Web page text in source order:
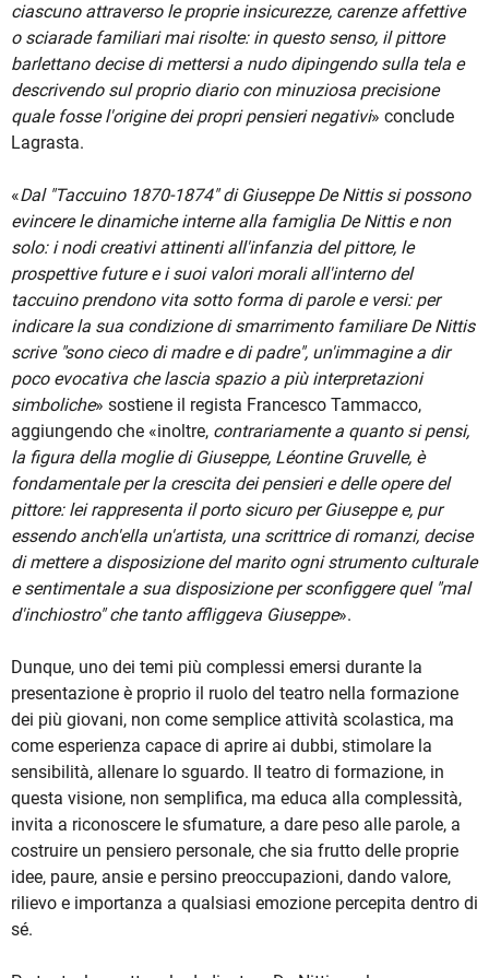
ciascuno attraverso le proprie insicurezze, carenze affettive
o sciarade familiari mai risolte: in questo senso, il pittore
barlettano decise di mettersi a nudo dipingendo sulla tela e
descrivendo sul proprio diario con minuziosa precisione
quale fosse l'origine dei propri pensieri negativi» conclude
Lagrasta.
«Dal "Taccuino 1870-1874" di Giuseppe De Nittis si possono
evincere le dinamiche interne alla famiglia De Nittis e non
solo: i nodi creativi attinenti all'infanzia del pittore, le
prospettive future e i suoi valori morali all'interno del
taccuino prendono vita sotto forma di parole e versi: per
indicare la sua condizione di smarrimento familiare De Nittis
scrive "sono cieco di madre e di padre", un'immagine a dir
poco evocativa che lascia spazio a più interpretazioni
simboliche» sostiene il regista Francesco Tammacco,
aggiungendo che «inoltre, contrariamente a quanto si pensi,
la figura della moglie di Giuseppe, Léontine Gruvelle, è
fondamentale per la crescita dei pensieri e delle opere del
pittore: lei rappresenta il porto sicuro per Giuseppe e, pur
essendo anch'ella un'artista, una scrittrice di romanzi, decise
di mettere a disposizione del marito ogni strumento culturale
e sentimentale a sua disposizione per sconfiggere quel "mal
d'inchiostro" che tanto affliggeva Giuseppe».
Dunque, uno dei temi più complessi emersi durante la
presentazione è proprio il ruolo del teatro nella formazione
dei più giovani, non come semplice attività scolastica, ma
come esperienza capace di aprire ai dubbi, stimolare la
sensibilità, allenare lo sguardo. Il teatro di formazione, in
questa visione, non semplifica, ma educa alla complessità,
invita a riconoscere le sfumature, a dare peso alle parole, a
costruire un pensiero personale, che sia frutto delle proprie
idee, paure, ansie e persino preoccupazioni, dando valore,
rilievo e importanza a qualsiasi emozione percepita dentro di
sé.